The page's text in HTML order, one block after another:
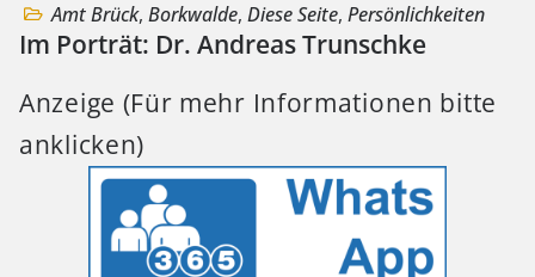
Amt Brück, Borkwalde, Diese Seite, Persönlichkeiten
Im Porträt: Dr. Andreas Trunschke
Anzeige (Für mehr Informationen bitte
anklicken)